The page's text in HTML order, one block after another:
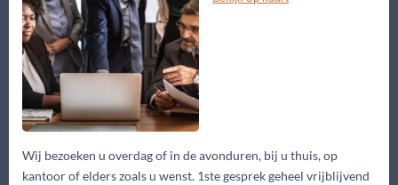
Wij bezoeken u overdag of in de avonduren, bij u thuis, op
kantoor of elders zoals u wenst. 1ste gesprek geheel vrijblijvend